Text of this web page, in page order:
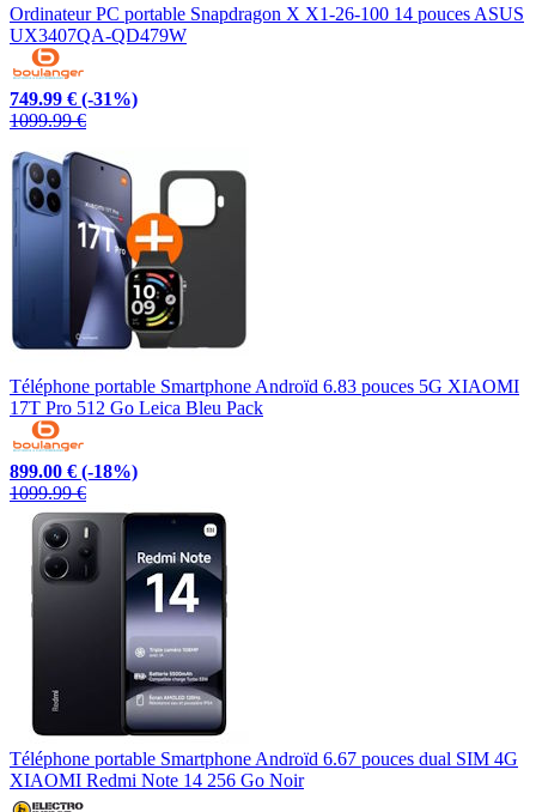
Ordinateur PC portable Snapdragon X X1-26-100 14 pouces ASUS
UX3407QA-QD479W
749.99 € (-31%)
1099.99 €
Téléphone portable Smartphone Androïd 6.83 pouces 5G XIAOMI
17T Pro 512 Go Leica Bleu Pack
899.00 € (-18%)
1099.99 €
Téléphone portable Smartphone Androïd 6.67 pouces dual SIM 4G
XIAOMI Redmi Note 14 256 Go Noir